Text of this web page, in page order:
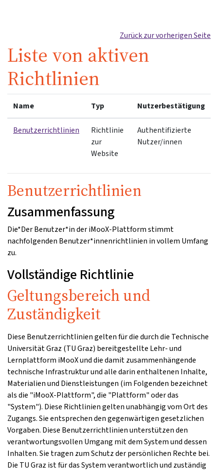
Zurück zur vorherigen Seite
Liste von aktiven
Richtlinien
Name Typ Nutzerbestätigung
Benutzerrichtlinien
Richtlinie
zur
Website
Authentifizierte
Nutzer/innen
Benutzerrichtlinien
Zusammenfassung
Die*Der Benutzer*in der iMooX-Plattform stimmt
nachfolgenden Benutzer*innenrichtlinien in vollem Umfang
zu.
Vollständige Richtlinie
Geltungsbereich und
Zuständigkeit
Diese Benutzerrichtlinien gelten für die durch die Technische
Universität Graz (TU Graz) bereitgestellte Lehr- und
Lernplattform iMooX und die damit zusammenhängende
technische Infrastruktur und alle darin enthaltenen Inhalte,
Materialien und Dienstleistungen (im Folgenden bezeichnet
als die "iMooX-Plattform", die "Plattform" oder das
"System"). Diese Richtlinien gelten unabhängig vom Ort des
Zugangs. Sie entsprechen den gegenwärtigen gesetzlichen
Vorgaben. Diese Benutzerrichtlinien unterstützen den
verantwortungsvollen Umgang mit dem System und dessen
Inhalten. Sie tragen zum Schutz der persönlichen Rechte bei.
Die TU Graz ist für das System verantwortlich und zuständig